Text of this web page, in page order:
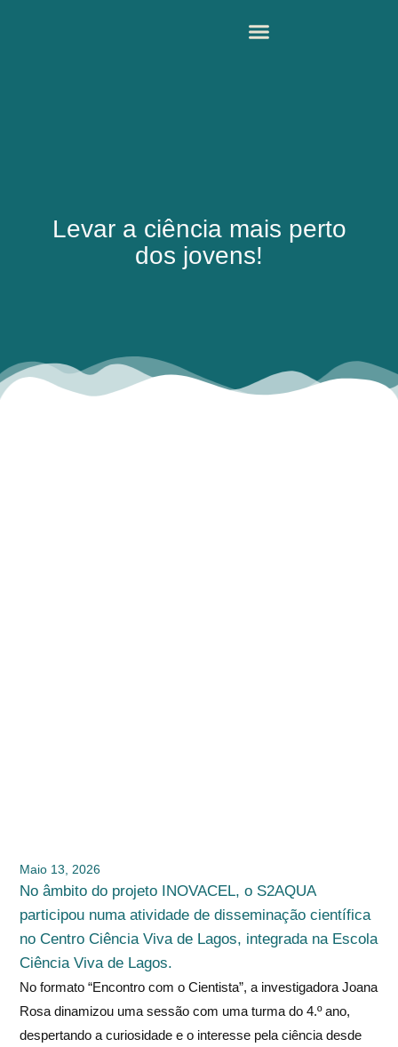
Levar a ciência mais perto
dos jovens!
Maio 13, 2026
No âmbito do projeto INOVACEL, o S2AQUA
participou numa atividade de disseminação científica
no Centro Ciência Viva de Lagos, integrada na Escola
Ciência Viva de Lagos.
No formato “Encontro com o Cientista”, a investigadora Joana
Rosa dinamizou uma sessão com uma turma do 4.º ano,
despertando a curiosidade e o interesse pela ciência desde